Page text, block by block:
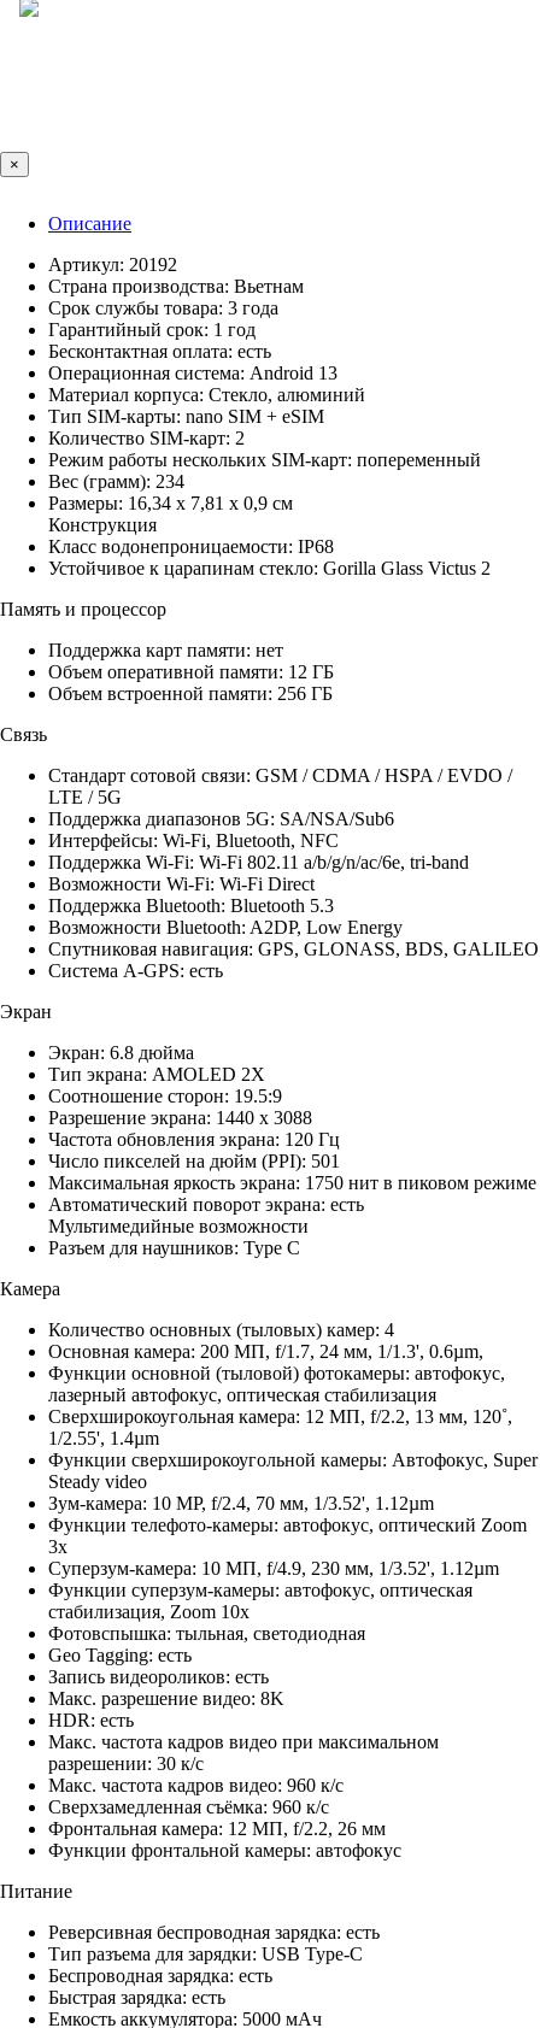
×
Описание
Артикул: 20192
Страна производства: Вьетнам
Срок службы товара: 3 года
Гарантийный срок: 1 год
Бесконтактная оплата: есть
Операционная система: Android 13
Материал корпуса: Стекло, алюминий
Тип SIM-карты: nano SIM + eSIM
Количество SIM-карт: 2
Режим работы нескольких SIM-карт: попеременный
Вес (грамм): 234
Размеры: 16,34 x 7,81 x 0,9 см
Конструкция
Класс водонепроницаемости: IP68
Устойчивое к царапинам стекло: Gorilla Glass Victus 2
Память и процессор
Поддержка карт памяти: нет
Объем оперативной памяти: 12 ГБ
Объем встроенной памяти: 256 ГБ
Связь
Стандарт сотовой связи: GSM / CDMA / HSPA / EVDO /
LTE / 5G
Поддержка диапазонов 5G: SA/NSA/Sub6
Интерфейсы: Wi-Fi, Bluetooth, NFC
Поддержка Wi-Fi: Wi-Fi 802.11 a/b/g/n/ac/6e, tri-band
Возможности Wi-Fi: Wi-Fi Direct
Поддержка Bluetooth: Bluetooth 5.3
Возможности Bluetooth: A2DP, Low Energy
Спутниковая навигация: GPS, GLONASS, BDS, GALILEO
Система A-GPS: есть
Экран
Экран: 6.8 дюйма
Тип экрана: AMOLED 2X
Соотношение сторон: 19.5:9
Разрешение экрана: 1440 x 3088
Частота обновления экрана: 120 Гц
Число пикселей на дюйм (PPI): 501
Максимальная яркость экрана: 1750 нит в пиковом режиме
Автоматический поворот экрана: есть
Мультимедийные возможности
Разъем для наушников: Type C
Камера
Количество основных (тыловых) камер: 4
Основная камера: 200 МП, f/1.7, 24 мм, 1/1.3', 0.6µm,
Функции основной (тыловой) фотокамеры: автофокус,
лазерный автофокус, оптическая стабилизация
Сверхширокоугольная камера: 12 МП, f/2.2, 13 мм, 120˚,
1/2.55', 1.4µm
Функции сверхширокоугольной камеры: Автофокус, Super
Steady video
Зум-камера: 10 MP, f/2.4, 70 мм, 1/3.52', 1.12µm
Функции телефото-камеры: автофокус, оптический Zoom
3x
Суперзум-камера: 10 МП, f/4.9, 230 мм, 1/3.52', 1.12µm
Функции суперзум-камеры: автофокус, оптическая
стабилизация, Zoom 10x
Фотовспышка: тыльная, светодиодная
Geo Tagging: есть
Запись видеороликов: есть
Макс. разрешение видео: 8K
HDR: есть
Макс. частота кадров видео при максимальном
разрешении: 30 к/с
Макс. частота кадров видео: 960 к/с
Сверхзамедленная съёмка: 960 к/с
Фронтальная камера: 12 МП, f/2.2, 26 мм
Функции фронтальной камеры: автофокус
Питание
Реверсивная беспроводная зарядка: есть
Тип разъема для зарядки: USB Type-C
Беспроводная зарядка: есть
Быстрая зарядка: есть
Емкость аккумулятора: 5000 мАч